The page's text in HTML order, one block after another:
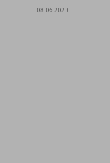
08.06.2023